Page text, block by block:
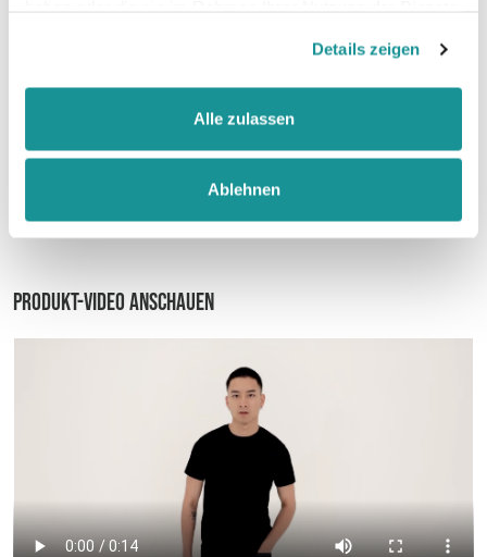
Details zeigen
Alle zulassen
Ablehnen
Größentabelle
Datenblatt
Produkt-Video anschauen